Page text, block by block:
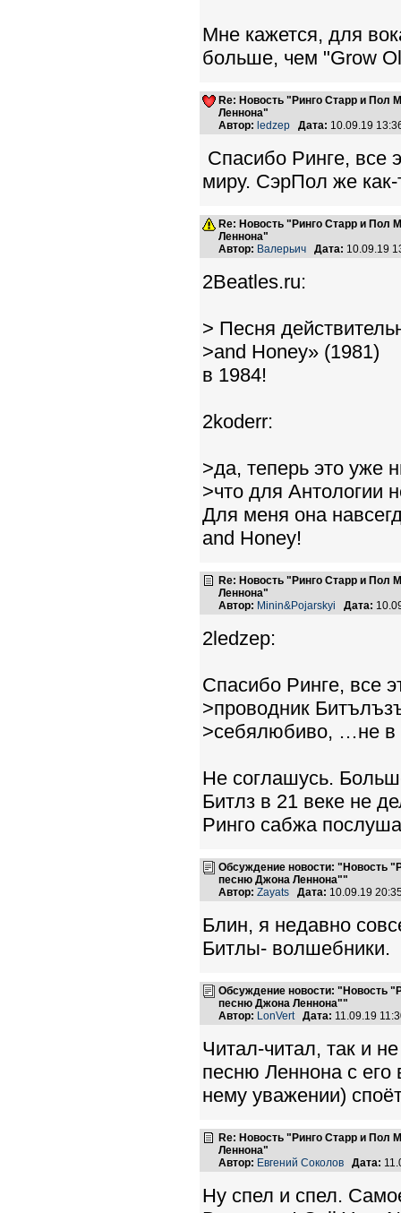
Мне кажется, для
больше, чем "Grow
Re: Новость "Ринго Старр и Пол
Леннона"
Автор: ledzep Дата: 10.09.19
Спасибо Ринге, все
миру. СэрПол же
Re: Новость "Ринго Старр и Пол
Леннона"
Автор: Валерьич Дата: 10.09.19
2Beatles.ru:
> Песня
>and Honey» (1981)
в 1984!
2koderr:
>да, теперь это уже
>что для Антологии
Для меня она
and Honey!
Re: Новость "Ринго Старр и Пол
Леннона"
Автор: Minin&Pojarskyi Дата:
2ledzep:
Спасибо Ринге, все
>проводник
>себялюбиво, …не в
Не соглашусь.
Битлз в 21 веке не
Ринго сабжа
Обсуждение новости: "Новость
песню Джона Леннона""
Автор: Zayats Дата: 10.09.19
Блин, я недавно
Битлы- волшебники.
Обсуждение новости: "Новость
песню Джона Леннона""
Автор: LonVert Дата: 11.09.19
Читал-читал, так и
песню Леннона с его
нему уважении)
Re: Новость "Ринго Старр и Пол
Леннона"
Автор: Евгений Соколов Дата:
Ну спел и спел.